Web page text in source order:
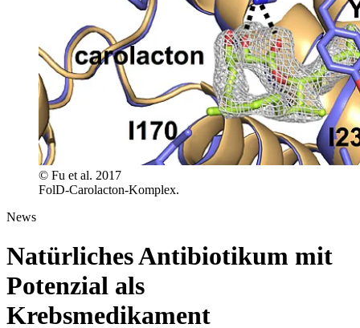
© Fu et al. 2017
FolD-Carolacton-Komplex.
News
Natürliches Antibiotikum mit
Potenzial als
Krebsmedikament